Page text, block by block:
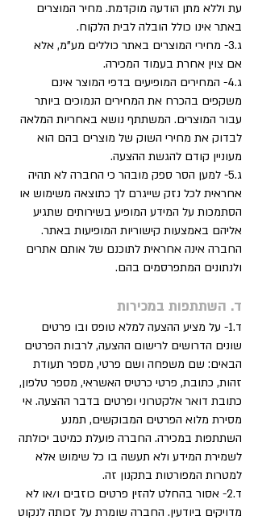
עת וללא מתן הודעה מוקדמת. מחיר המוצרים
באתר אינו כולל הובלה לבית הלקוח.
ג.3- מחירי המוצרים באתר כוללים מע"מ, אלא
אם צוין אחרת בעמוד המכירה.
ג.4- המחירים המופיעים בדפי המוצר אינם
משקפים בהכרח את המחירים הנמוכים ביותר
עבור המוצרים. המשתתף נושא באחריות המלאה
לבדוק את מחירי השוק של מוצרים בהם הוא
מעוניין קודם להגשת ההצעה.
ג.5- למען הסר ספק מובהר כי החברה לא תהיה
אחראית לכל נזק שייגרם לך כתוצאה משימוש או
הסתמכות על המידע המופיע בשירותים שתגיע
אליהם באמצעות קישוריות המופיעות באתר.
החברה אינה אחראית לתוכנם של אותם אתרים
ולנתונים המתפרסמים בהם.
ד. השתתפות במכירות
ד.1- על מציע ההצעה למלא טופס ובו פרטים
שונים הדרושים לרישום ההצעה, לרבות הפרטים
הבאים: שם משפחה ושם פרטי, מספר תעודת
זהות, כתובת, פרטי כרטיס האשראי, מספר טלפון,
כתובת דואר אלקטרוני ופרטים בדבר ההצעה. אי
מסירת מלוא הפרטים המבוקשים, תמנע
השתתפות במכירה. החברה פועלת כמיטב יכולתה
לשמירת המידע ולא תעשה בו כל שימוש אלא
למטרות המפורטות בתקנון זה.
ד.2- אסור בהחלט להזין פרטים כוזבים ו/או לא
מדויקים ביודעין. החברה שומרת על זכותה לנקוט